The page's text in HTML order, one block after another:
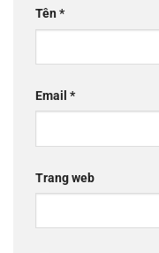
Tên*
Email *
Trang web